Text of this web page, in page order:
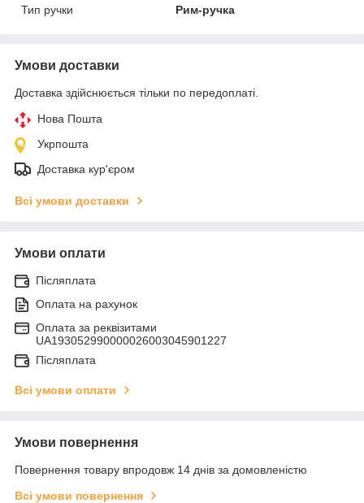
Тип ручки
Рим-ручка
Умови доставки
Доставка здійснюється тільки по передоплаті.
Нова Пошта
Укрпошта
Доставка кур'єром
Всі умови доставки
Умови оплати
Післяплата
Оплата на рахунок
Оплата за реквізитами
UA193052990000026003045901227
Післяплата
Всі умови оплати
Умови повернення
Повернення товару впродовж 14 днів за домовленістю
Всі умови повернення